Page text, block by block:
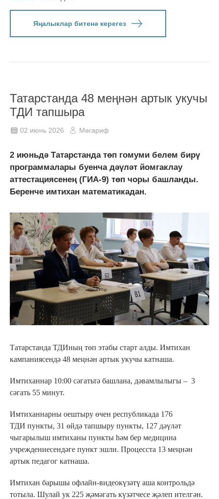
Яңалыклар битенә керегез
Татарстанда 48 меңнән артык укучы
ТДИ тапшыра
02 июнь 2026 Мәгариф
2 июньдә Татарстанда төп гомуми белем бирү
программалары буенча дәүләт йомгаклау
аттестациясенең (ГИА-9) төп чоры башланды.
Беренче имтихан математикадан.
Татарстанда ТДИның төп этабы старт алды. Имтихан
кампаниясендә 48 меңнән артык укучы катнаша.
Имтиханнар 10:00 сәгатьтә башлана, дәвамлылыгы – 3
сәгать 55 минут.
Имтиханнарны оештыру өчен республикада 176
ТДИ пункты, 31 өйдә тапшыру пункты, 127 дәүләт
чыгарылыш имтиханы пункты һәм бер медицина
учреждениесендәге пункт эшли. Процесста 13 меңнән
артык педагог катнаша.
Имтихан барышы офлайн-видеокүзәтү аша контрольдә
тотыла. Шулай ук 225 җәмәгать күзәтчесе җәлеп ителгән.